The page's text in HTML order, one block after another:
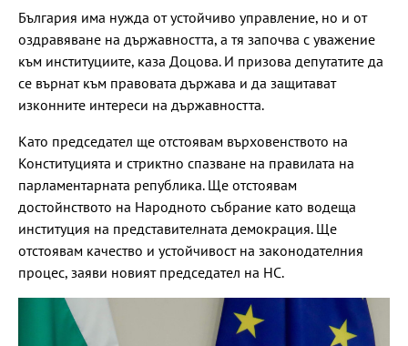
България има нужда от устойчиво управление, но и от
оздравяване на държавността, а тя започва с уважение
към институциите, каза Доцова. И призова депутатите да
се върнат към правовата държава и да защитават
изконните интереси на държавността.
Като председател ще отстоявам върховенството на
Конституцията и стриктно спазване на правилата на
парламентарната република. Ще отстоявам
достойнството на Народното събрание като водеща
институция на представителната демокрация. Ще
отстоявам качество и устойчивост на законодателния
процес, заяви новият председател на НС.